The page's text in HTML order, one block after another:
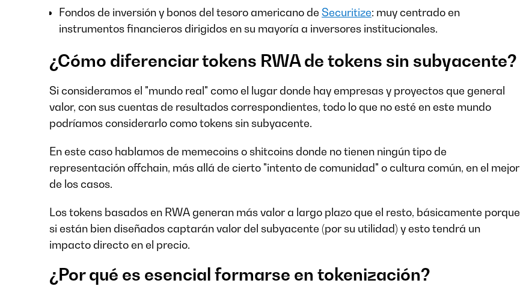
Fondos de inversión y bonos del tesoro americano de Securitize: muy centrado en
instrumentos financieros dirigidos en su mayoría a inversores institucionales.
¿Cómo diferenciar tokens RWA de tokens sin subyacente?
Si consideramos el "mundo real" como el lugar donde hay empresas y proyectos que general
valor, con sus cuentas de resultados correspondientes, todo lo que no esté en este mundo
podríamos considerarlo como tokens sin subyacente.
En este caso hablamos de memecoins o shitcoins donde no tienen ningún tipo de
representación offchain, más allá de cierto "intento de comunidad" o cultura común, en el mejor
de los casos.
Los tokens basados en RWA generan más valor a largo plazo que el resto, básicamente porque
si están bien diseñados captarán valor del subyacente (por su utilidad) y esto tendrá un
impacto directo en el precio.
¿Por qué es esencial formarse en tokenización?